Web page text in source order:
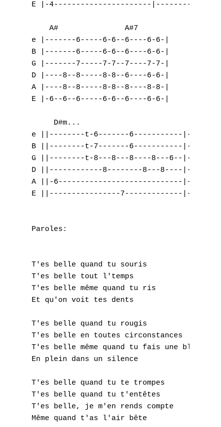
E |-4----------------------|-------------
    A#               A#7
e |-------6-----6-6--6----6-6-|
B |-------6-----6-6--6----6-6-|
G |-------7-----7-7--7----7-7-|
D |----8--8-----8-8--6----6-6-|
A |----8--8-----8-8--8----8-8-|
E |-6--6--6-----6-6--6----6-6-|
     D#m...
e ||--------t-6-------6-----------
B ||--------t-7-------6-----------
G ||--------t-8---8---8----8---6--
D ||------------8--------8---8----
A ||-6----------------------------
E ||----------------7-------------|-
Paroles:
T'es belle quand tu souris
T'es belle tout l'temps
T'es belle même quand tu ris
Et qu'on voit tes dents
T'es belle quand tu rougis
T'es belle en toutes circonstances
T'es belle même quand tu fais une blague
En plein dans un silence
T'es belle quand tu te trompes
T'es belle quand tu t'entêtes
T'es belle, je m'en rends compte
Même quand t'as l'air bête
A
B
C
D
F
G
H
L
M
N
O
Q
R